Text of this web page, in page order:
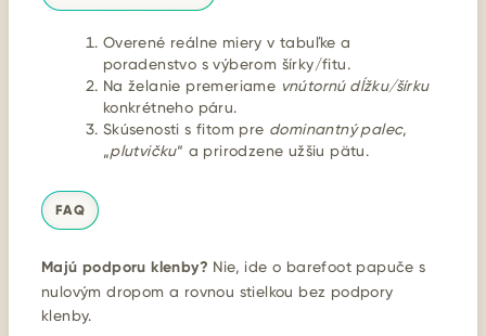
Overené reálne miery v tabuľke a
poradenstvo s výberom šírky/fitu.
Na želanie premeriame vnútornú dĺžku/šírku
konkrétneho páru.
Skúsenosti s fitom pre dominantný palec,
„plutvičku“ a prirodzene užšiu pätu.
FAQ
Majú podporu klenby? Nie, ide o barefoot papuče s
nulovým dropom a rovnou stielkou bez podpory
klenby.